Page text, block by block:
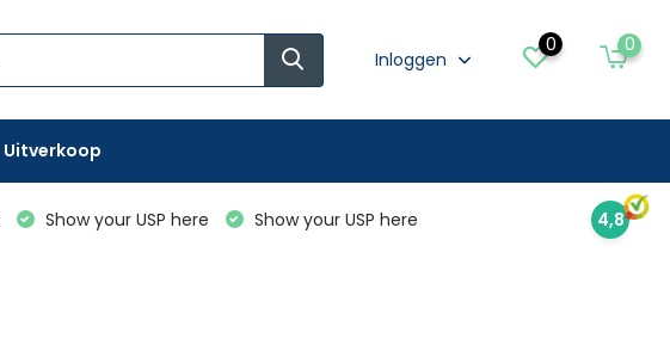
Inloggen
0 0
Uitverkoop
Show your USP here Show your USP here 4,8